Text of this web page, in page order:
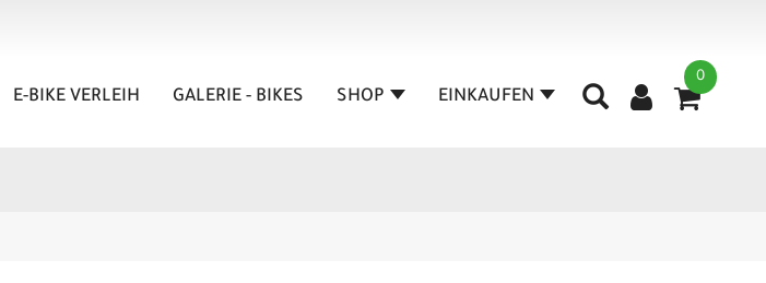
0
E-BIKE VERLEIH GALERIE - BIKES SHOP EINKAUFEN